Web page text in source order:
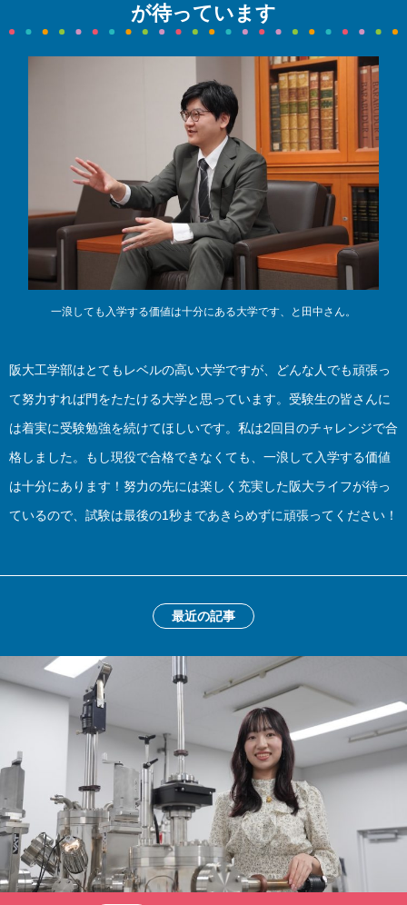
が待っています
一浪しても入学する価値は十分にある大学です、と田中さん。
阪大工学部はとてもレベルの高い大学ですが、どんな人でも頑張っ
て努力すれば門をたたける大学と思っています。受験生の皆さんに
は着実に受験勉強を続けてほしいです。私は2回目のチャレンジで合
格しました。もし現役で合格できなくても、一浪して入学する価値
は十分にあります！努力の先には楽しく充実した阪大ライフが待っ
ているので、試験は最後の1秒まであきらめずに頑張ってください！
最近の記事